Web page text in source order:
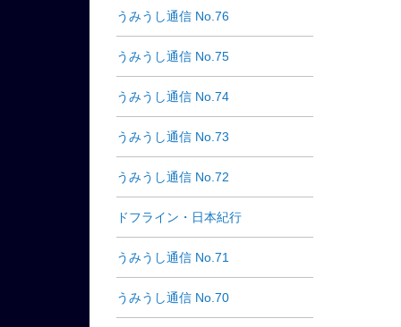
うみうし通信 No.76
うみうし通信 No.75
うみうし通信 No.74
うみうし通信 No.73
うみうし通信 No.72
ドフライン・日本紀行
うみうし通信 No.71
うみうし通信 No.70